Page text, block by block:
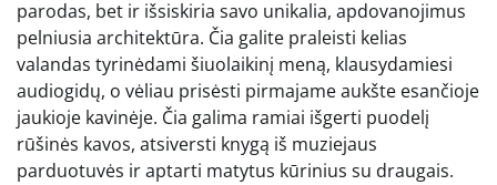
parodas, bet ir išsiskiria savo unikalia, apdovanojimus
pelniusia architektūra. Čia galite praleisti kelias
valandas tyrinėdami šiuolaikinį meną, klausydamiesi
audiogidų, o vėliau prisėsti pirmajame aukšte esančioje
jaukioje kavinėje. Čia galima ramiai išgerti puodelį
rūšinės kavos, atsiversti knygą iš muziejaus
parduotuvės ir aptarti matytus kūrinius su draugais.